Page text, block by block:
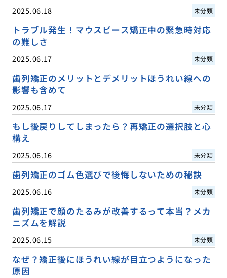
2025.06.18 未分類
トラブル発生！マウスピース矯正中の緊急時対応
の難しさ
2025.06.17 未分類
歯列矯正のメリットとデメリットほうれい線への
影響も含めて
2025.06.17 未分類
もし後戻りしてしまったら？再矯正の選択肢と心
構え
2025.06.16 未分類
歯列矯正のゴム色選びで後悔しないための秘訣
2025.06.16 未分類
歯列矯正で顔のたるみが改善するって本当？メカ
ニズムを解説
2025.06.15 未分類
なぜ？矯正後にほうれい線が目立つようになった
原因